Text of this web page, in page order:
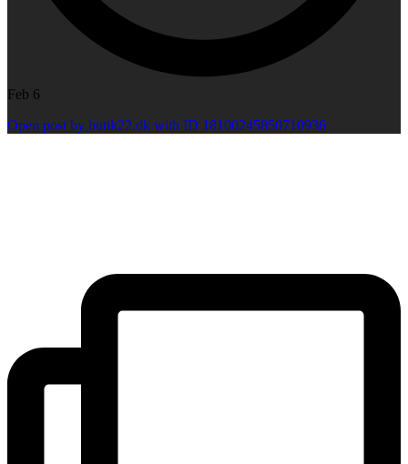
Feb 6
Open post by butik22.dk with ID 18100245850710936